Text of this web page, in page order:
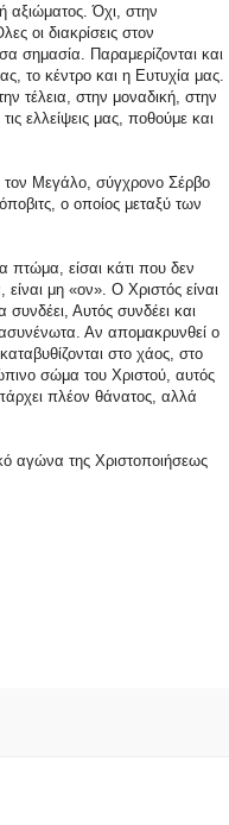
αξιώματος. Όχι, στην
οι διακρίσεις στον
σημασία. Παραμερίζονται και
το κέντρο και η Ευτυχία μας.
τέλεια, στην μοναδική, στην
ελλείψεις μας, ποθούμε και
τον Μεγάλο, σύγχρονο Σέρβο
ο οποίος μεταξύ των
πτώμα, είσαι κάτι που δεν
μη «ον». Ο Χριστός είναι
Αυτός συνδέει και
Αν απομακρυνθεί ο
στο χάος, στο
σώμα του Χριστού, αυτός
πλέον θάνατος, αλλά
αγώνα της Χριστοποιήσεως